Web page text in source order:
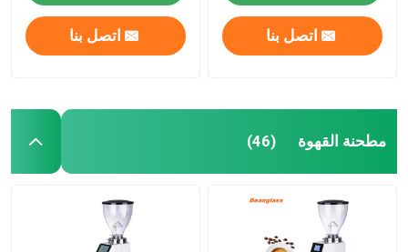
اتصل بنا اتصل بنا
مطحنة القهوة (46)